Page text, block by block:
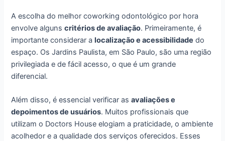
A escolha do melhor coworking odontológico por hora
envolve algunscritérios de avaliação. Primeiramente, é
importante considerar alocalização e acessibilidade do
espaço. Os Jardins Paulista, em São Paulo, são uma região
privilegiada e de fácil acesso, o que é um grande
diferencial.
Além disso, é essencial verificar asavaliações e
depoimentos de usuários. Muitos profissionais que
utilizam o Doctors House elogiam a praticidade, o ambiente
acolhedor e a qualidade dos serviços oferecidos. Esses